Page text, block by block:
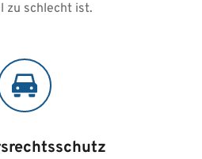
zu schlecht ist.